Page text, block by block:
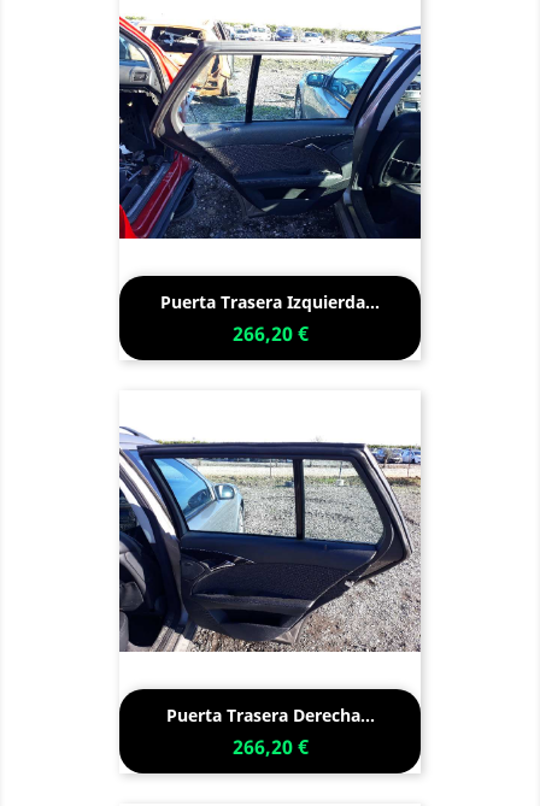
Puerta Trasera Izquierda...
266,20 €
Puerta Trasera Derecha...
266,20 €